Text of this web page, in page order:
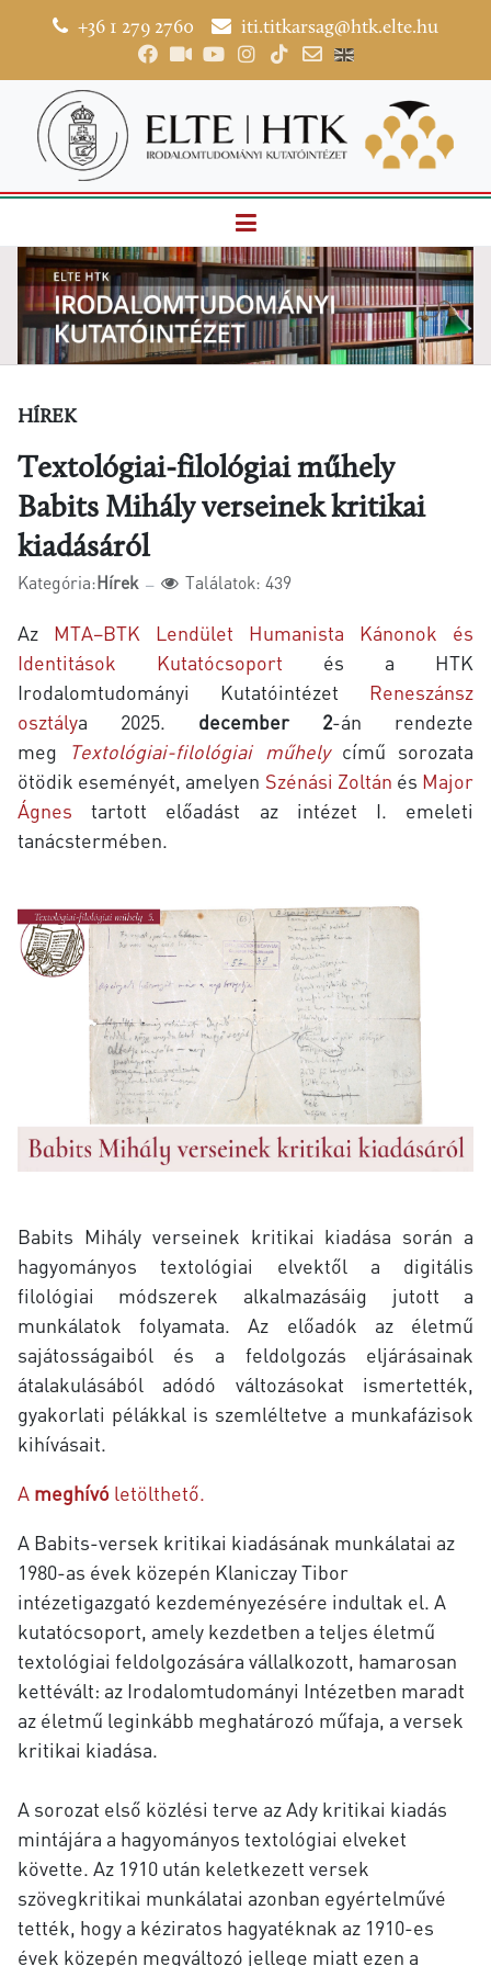
+36 1 279 2760 iti.titkarsag@htk.elte.hu
HÍREK
Textológiai-filológiai műhely
Babits Mihály verseinek kritikai
kiadásáról
Kategória:Hírek Találatok: 439
Az MTA–BTK Lendület Humanista Kánonok és
Identitások Kutatócsoport és a HTK
Irodalomtudományi Kutatóintézet Reneszánsz
osztálya 2025. december 2-án rendezte
meg
Textológiai-filológiai műhelycímű sorozata
ötödik eseményét, amelyen Szénási Zoltán és Major
Ágnes tartott előadást az intézet I. emeleti
tanácstermében.
Babits Mihály verseinek kritikai kiadása során a
hagyományos textológiai elvektől a digitális
filológiai módszerek alkalmazásáig jutott a
munkálatok folyamata. Az előadók az életmű
sajátosságaiból és a feldolgozás eljárásainak
átalakulásából adódó változásokat ismertették,
gyakorlati pélákkal is szemléltetve a munkafázisok
kihívásait.
A meghívó letölthető.
A Babits-versek kritikai kiadásának munkálatai az
1980-as évek közepén Klaniczay Tibor
intézetigazgató kezdeményezésére indultak el. A
kutatócsoport, amely kezdetben a teljes életmű
textológiai feldolgozására vállalkozott, hamarosan
kettévált: az Irodalomtudományi Intézetben maradt
az életmű leginkább meghatározó műfaja, a versek
kritikai kiadása.
A sorozat első közlési terve az Ady kritikai kiadás
mintájára a hagyományos textológiai elveket
követte. Az 1910 után keletkezett versek
szövegkritikai munkálatai azonban egyértelművé
tették, hogy a kéziratos hagyatéknak az 1910-es
évek közepén megváltozó jellege miatt ezen a